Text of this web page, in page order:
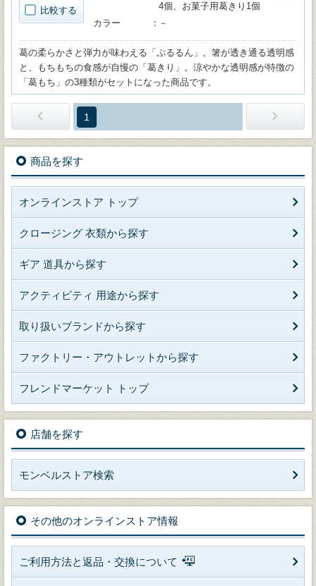
比較する
4個、お菓子用葛きり1個
カラー
－
葛の柔らかさと弾力が味わえる「ぷるるん」。箸が透き通る透明感
と、もちもちの食感が自慢の「葛きり」。涼やかな透明感が特徴の
「葛もち」の3種類がセットになった商品です。
1
商品を探す
オンラインストア トップ
クロージング 衣類から探す
ギア 道具から探す
アクティビティ 用途から探す
取り扱いブランドから探す
ファクトリー・アウトレットから探す
フレンドマーケット トップ
店舗を探す
モンベルストア検索
その他のオンラインストア情報
ご利用方法と返品・交換について